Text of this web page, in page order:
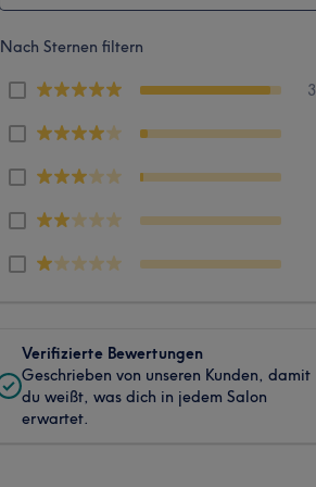
Nach Sternen filtern
Verifizierte Bewertungen
Geschrieben von unseren Kunden, damit
du weißt, was dich in jedem Salon
erwartet.